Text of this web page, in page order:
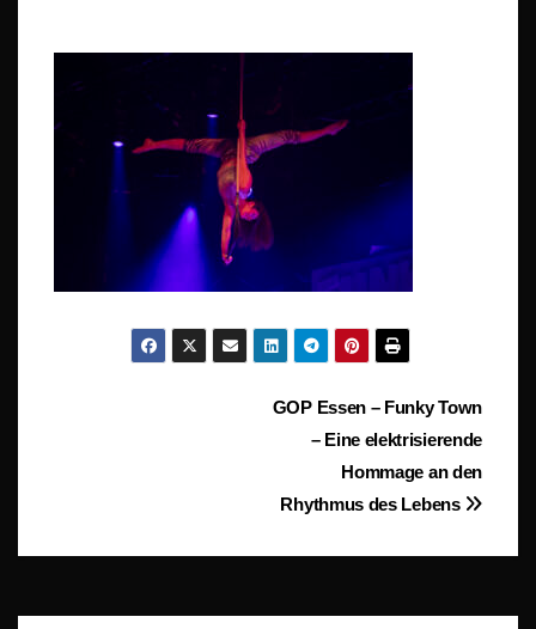
Beitragsnavigation
GOP Essen – Funky Town
– Eine elektrisierende
Hommage an den
Rhythmus des Lebens